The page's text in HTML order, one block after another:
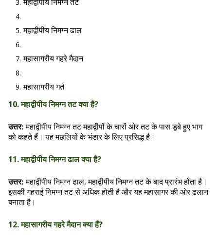
महाद्वीपीय निमग्न ढाल
महासागरीय गहरे मैदान
महासागरीय गर्त
10. महाद्वीपीय निमग्न तट क्या है?
उत्तर:महाद्वीपीय निमग्न तट महाद्वीपों के चारों ओर तट के पास डूबे हुए भाग
को कहते हैं। यह मछलियों के भंडार के लिए प्रसिद्ध है।
11. महाद्वीपीय निमग्न ढाल क्या है?
उत्तर:महाद्वीपीय निमग्न ढाल, महाद्वीपीय निमग्न तट के बाद प्रारंभ होता है।
इसकी गहराई निमग्न तट से अधिक होती है और यह महासागर की ओर ढलान
बनाता है।
12. महासागरीय गहरे मैदान क्या हैं?